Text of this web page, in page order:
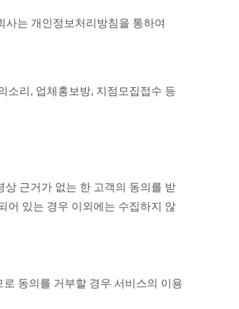
는 개인정보처리방침을 통하여
소리, 업체홍보방, 지점모집접수 등
근거가 없는 한 고객의 동의를 받
어 있는 경우 이외에는 수집하지 않
동의를 거부할 경우 서비스의 이용